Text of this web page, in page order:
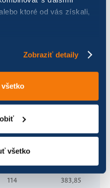
ktoré od vás získali,
Zobraziť detaily
všetko
96
50 278,59
114 383,85